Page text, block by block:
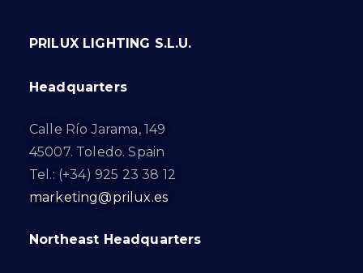
PRILUX LIGHTING S.L.U.
Headquarters
Calle Río Jarama, 149
45007. Toledo. Spain
Tel.: (+34) 925 23 38 12
marketing@prilux.es
Northeast Headquarters